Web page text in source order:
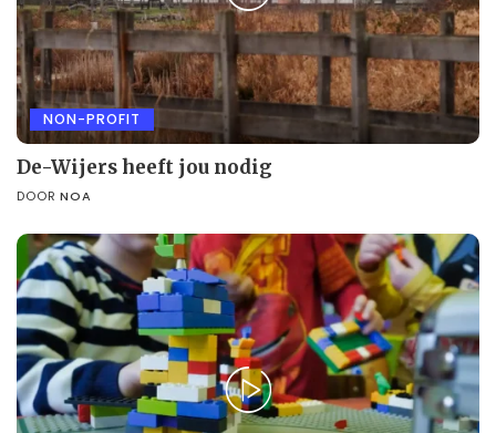
NON-PROFIT
De-Wijers heeft jou nodig
DOOR NOA